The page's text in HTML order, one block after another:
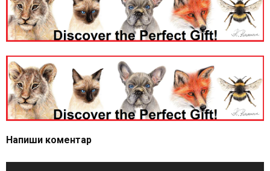
Напиши коментар